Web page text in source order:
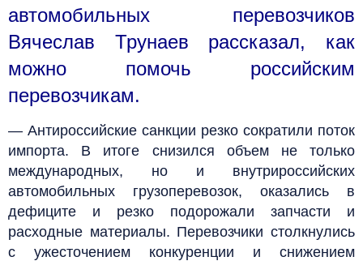
автомобильных перевозчиков
Вячеслав Трунаев рассказал, как
можно помочь российским
перевозчикам.
— Антироссийские санкции резко сократили поток
импорта. В итоге снизился объем не только
международных, но и внутрироссийских
автомобильных грузоперевозок, оказались в
дефиците и резко подорожали запчасти и
расходные материалы. Перевозчики столкнулись
с ужесточением конкуренции и снижением